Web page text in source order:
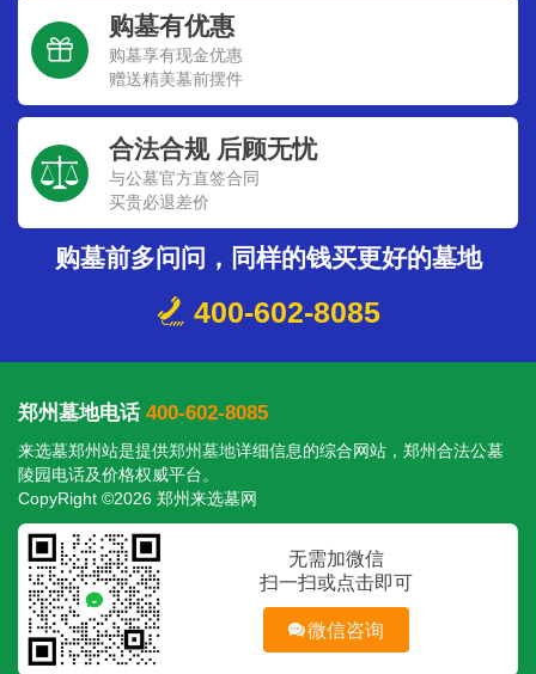
购墓有优惠
购墓享有现金优惠
赠送精美墓前摆件
合法合规 后顾无忧
与公墓官方直签合同
买贵必退差价
购墓前多问问，同样的钱买更好的墓地
400-602-8085
郑州墓地电话 400-602-8085
来选墓郑州站是提供郑州墓地详细信息的综合网站，郑州合法公墓
陵园电话及价格权威平台。
CopyRight ©2026 郑州来选墓网
无需加微信
扫一扫或点击即可
微信咨询